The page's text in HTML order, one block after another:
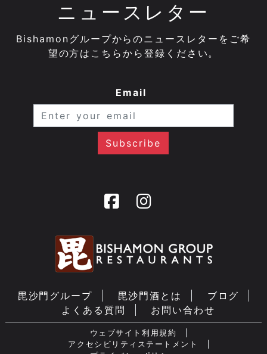
ニュースレター
Bishamonグループからのニュースレターをご希
望の方はこちらから登録ください。
Email
毘沙門グループ 毘沙門酒とは
ブログ
よくある質問
お問い合わせ
ウェブサイト利用規約
アクセシビリティステートメント